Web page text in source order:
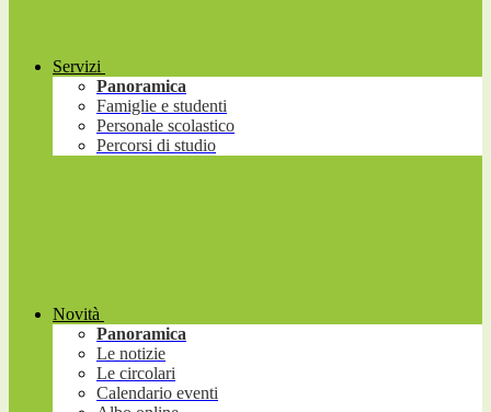
Servizi
Panoramica
Famiglie e studenti
Personale scolastico
Percorsi di studio
Novità
Panoramica
Le notizie
Le circolari
Calendario eventi